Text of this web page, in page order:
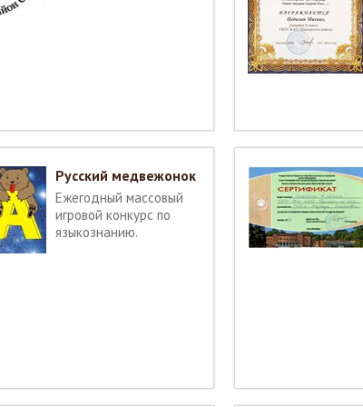
Русский медвежонок
Ежегодный массовый
игровой конкурс по
языкознанию.